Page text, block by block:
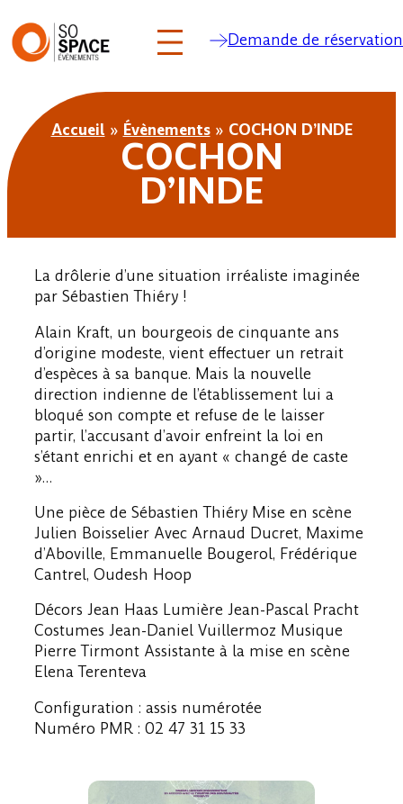
contenu
Demande de réservation
Accueil » Évènements » COCHON D’INDE
COCHON
D’INDE
La drôlerie d’une situation irréaliste imaginée
par Sébastien Thiéry !
Alain Kraft, un bourgeois de cinquante ans
d’origine modeste, vient effectuer un retrait
d’espèces à sa banque. Mais la nouvelle
direction indienne de l’établissement lui a
bloqué son compte et refuse de le laisser
partir, l’accusant d’avoir enfreint la loi en
s’étant enrichi et en ayant « changé de caste
»…
Une pièce de Sébastien Thiéry Mise en scène
Julien Boisselier Avec Arnaud Ducret, Maxime
d’Aboville, Emmanuelle Bougerol, Frédérique
Cantrel, Oudesh Hoop
Décors Jean Haas Lumière Jean-Pascal Pracht
Costumes Jean-Daniel Vuillermoz Musique
Pierre Tirmont Assistante à la mise en scène
Elena Terenteva
Configuration : assis numérotée
Numéro PMR : 02 47 31 15 33